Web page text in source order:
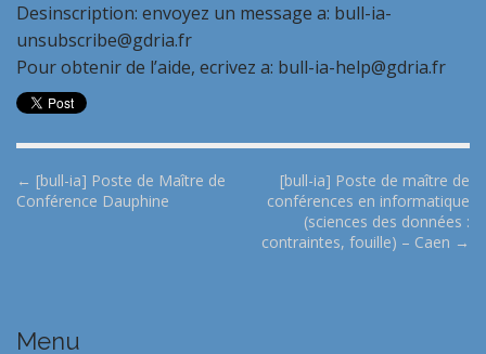
Desinscription: envoyez un message a: bull-ia-
unsubscribe@gdria.fr
Pour obtenir de l’aide, ecrivez a: bull-ia-help@gdria.fr
P
o
← [bull-ia] Poste de Maître de
Conférence Dauphine
[bull-ia] Poste de maître de
conférences en informatique
(sciences des données :
contraintes, fouille) – Caen →
Menu